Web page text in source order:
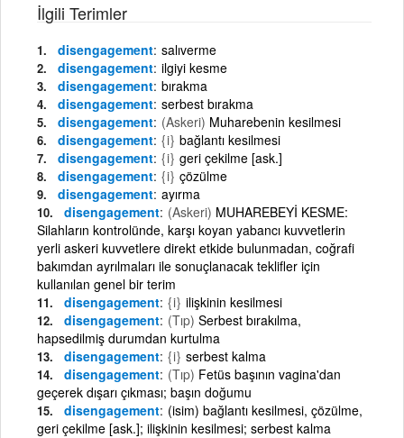
İlgili Terimler
disengagement salıverme
disengagement ilgiyi kesme
disengagement bırakma
disengagement serbest bırakma
disengagement (Askeri) Muharebenin kesilmesi
disengagement {i} bağlantı kesilmesi
disengagement {i} geri çekilme [ask.]
disengagement {i} çözülme
disengagement ayırma
disengagement (Askeri) MUHAREBEYİ KESME:
Silahların kontrolünde, karşı koyan yabancı kuvvetlerin
yerli askeri kuvvetlere direkt etkide bulunmadan, coğrafi
bakımdan ayrılmaları ile sonuçlanacak teklifler için
kullanılan genel bir terim
disengagement {i} ilişkinin kesilmesi
disengagement (Tıp) Serbest bırakılma,
hapsedilmiş durumdan kurtulma
disengagement {i} serbest kalma
disengagement (Tıp) Fetüs başının vagina'dan
geçerek dışarı çıkması; başın doğumu
disengagement (isim) bağlantı kesilmesi, çözülme,
geri çekilme [ask.]; ilişkinin kesilmesi; serbest kalma